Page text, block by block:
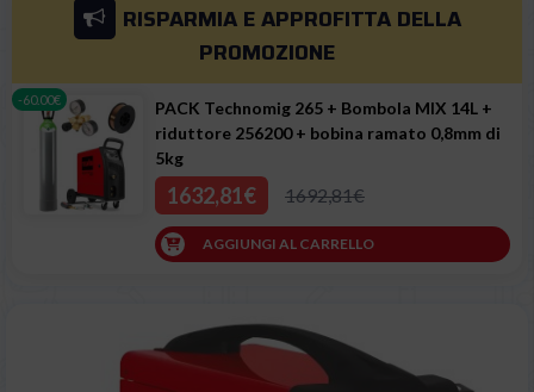
RISPARMIA E APPROFITTA DELLA
PROMOZIONE
PACK Technomig 265 + Bombola MIX 14L +
riduttore 256200 + bobina ramato 0,8mm di
5kg
-60.00€
1692,81€
1632,81€
AGGIUNGI AL CARRELLO